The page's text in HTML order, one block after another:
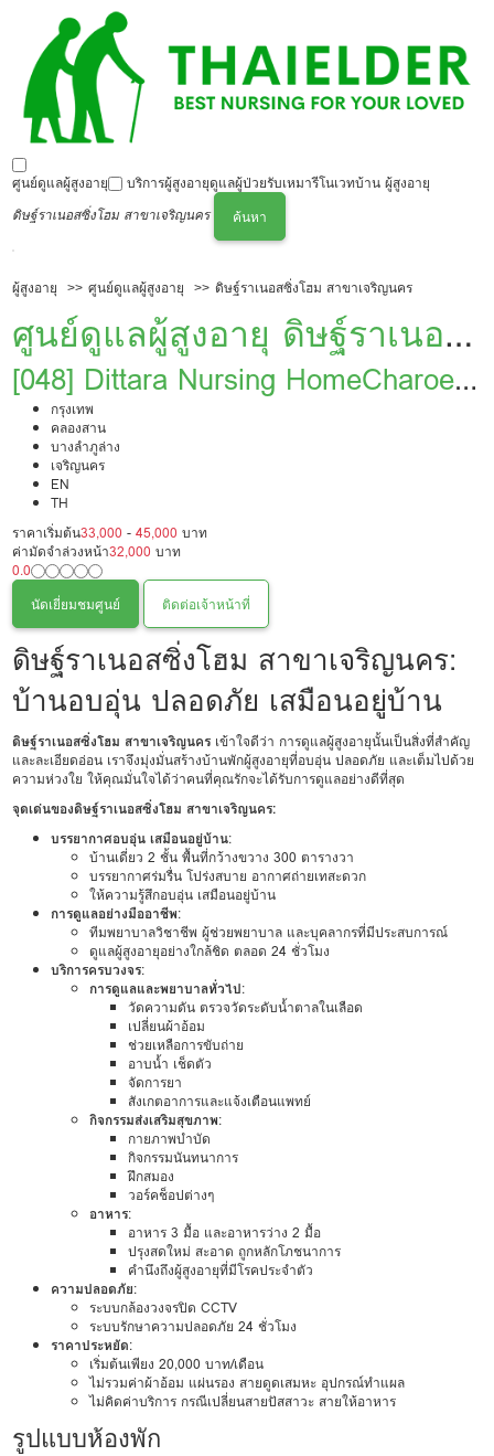
ศูนย์ดูแลผู้สูงอายุ บริการผู้สูงอายุดูแลผู้ป่วยรับเหมารีโนเวทบ้าน ผู้สูงอายุ
ดิษฐ์ราเนอสซิ่งโฮม สาขาเจริญนคร
ค้นหา
ผู้สูงอายุ ศูนย์ดูแลผู้สูงอายุ ดิษฐ์ราเนอสซิ่งโฮม สาขาเจริญนคร
ศูนย์ดูแลผู้สูงอายุ ดิษฐ์ราเนอส
ซิ่งโฮม สาขาเจริญนคร
[048] Dittara Nursing HomeCharoen
Nakhon Branch
กรุงเทพ
คลองสาน
บางลำภูล่าง
เจริญนคร
EN
TH
ราคาเริ่มต้น33,000 -45,000 บาท
ค่ามัดจำล่วงหน้า32,000 บาท
0.0
นัดเยี่ยมชมศูนย์
ติดต่อเจ้าหน้าที่
ดิษฐ์ราเนอสซิ่งโฮม สาขาเจริญนคร:
บ้านอบอุ่น ปลอดภัย เสมือนอยู่บ้าน
ดิษฐ์ราเนอสซิ่งโฮม สาขาเจริญนคร เข้าใจดีว่า การดูแลผู้สูงอายุนั้นเป็นสิ่งที่สำคัญ
และละเอียดอ่อน เราจึงมุ่งมั่นสร้างบ้านพักผู้สูงอายุที่อบอุ่น ปลอดภัย และเต็มไปด้วย
ความห่วงใย ให้คุณมั่นใจได้ว่าคนที่คุณรักจะได้รับการดูแลอย่างดีที่สุด
จุดเด่นของดิษฐ์ราเนอสซิ่งโฮม สาขาเจริญนคร:
บรรยากาศอบอุ่น เสมือนอยู่บ้าน:
บ้านเดี่ยว 2 ชั้น พื้นที่กว้างขวาง 300 ตารางวา
บรรยากาศร่มรื่น โปร่งสบาย อากาศถ่ายเทสะดวก
ให้ความรู้สึกอบอุ่น เสมือนอยู่บ้าน
การดูแลอย่างมืออาชีพ:
ทีมพยาบาลวิชาชีพ ผู้ช่วยพยาบาล และบุคลากรที่มีประสบการณ์
ดูแลผู้สูงอายุอย่างใกล้ชิด ตลอด 24 ชั่วโมง
บริการครบวงจร:
การดูแลและพยาบาลทั่วไป:
วัดความดัน ตรวจวัดระดับน้ำตาลในเลือด
เปลี่ยนผ้าอ้อม
ช่วยเหลือการขับถ่าย
อาบน้ำ เช็ดตัว
จัดการยา
สังเกตอาการและแจ้งเตือนแพทย์
กิจกรรมส่งเสริมสุขภาพ:
กายภาพบำบัด
กิจกรรมนันทนาการ
ฝึกสมอง
วอร์คช็อปต่างๆ
อาหาร:
อาหาร 3 มื้อ และอาหารว่าง 2 มื้อ
ปรุงสดใหม่ สะอาด ถูกหลักโภชนาการ
คำนึงถึงผู้สูงอายุที่มีโรคประจำตัว
ความปลอดภัย:
ระบบกล้องวงจรปิด CCTV
ระบบรักษาความปลอดภัย 24 ชั่วโมง
ราคาประหยัด:
เริ่มต้นเพียง 20,000 บาท/เดือน
ไม่รวมค่าผ้าอ้อม แผ่นรอง สายดูดเสมหะ อุปกรณ์ทำแผล
ไม่คิดค่าบริการ กรณีเปลี่ยนสายปัสสาวะ สายให้อาหาร
รูปแบบห้องพัก